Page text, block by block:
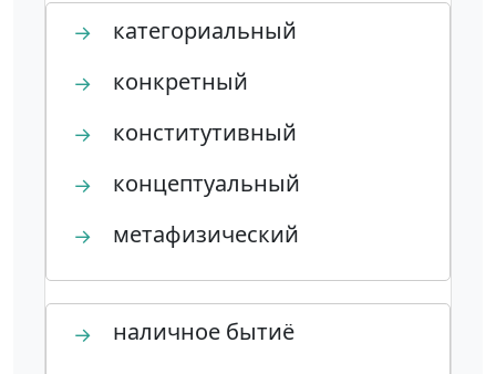
→ категориальный
→ конкретный
→ конститутивный
→ концептуальный
→ метафизический
→ наличное бытиё